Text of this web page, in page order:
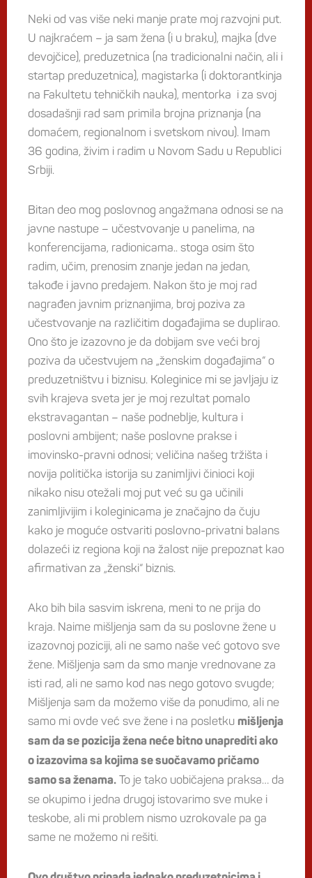
Neki od vas više neki manje prate moj razvojni put.
U najkraćem – ja sam žena (i u braku), majka (dve
devojčice), preduzetnica (na tradicionalni način, ali i
startap preduzetnica), magistarka (i doktorantkinja
na Fakultetu tehničkih nauka), mentorka i za svoj
dosadašnji rad sam primila brojna priznanja (na
domaćem, regionalnom i svetskom nivou). Imam
36 godina, živim i radim u Novom Sadu u Republici
Srbiji.
Bitan deo mog poslovnog angažmana odnosi se na
javne nastupe – učestvovanje u panelima, na
konferencijama, radionicama.. stoga osim što
radim, učim, prenosim znanje jedan na jedan,
takođe i javno predajem. Nakon što je moj rad
nagrađen javnim priznanjima, broj poziva za
učestvovanje na različitim događajima se duplirao.
Ono što je izazovno je da dobijam sve veći broj
poziva da učestvujem na „ženskim događajima“ o
preduzetništvu i biznisu. Koleginice mi se javljaju iz
svih krajeva sveta jer je moj rezultat pomalo
ekstravagantan – naše podneblje, kultura i
poslovni ambijent; naše poslovne prakse i
imovinsko-pravni odnosi; veličina našeg tržišta i
novija politička istorija su zanimljivi činioci koji
nikako nisu otežali moj put već su ga učinili
zanimljivijim i koleginicama je značajno da čuju
kako je moguće ostvariti poslovno-privatni balans
dolazeći iz regiona koji na žalost nije prepoznat kao
afirmativan za „ženski“ biznis.
Ako bih bila sasvim iskrena, meni to ne prija do
kraja. Naime mišljenja sam da su poslovne žene u
izazovnoj poziciji, ali ne samo naše već gotovo sve
žene. Mišljenja sam da smo manje vrednovane za
isti rad, ali ne samo kod nas nego gotovo svugde;
Mišljenja sam da možemo više da ponudimo, ali ne
samo mi ovde već sve žene i na posletku mišljenja
sam da se pozicija žena neće bitno unaprediti ako
o izazovima sa kojima se suočavamo pričamo
samo sa ženama. To je tako uobičajena praksa… da
se okupimo i jedna drugoj istovarimo sve muke i
teskobe, ali mi problem nismo uzrokovale pa ga
same ne možemo ni rešiti.